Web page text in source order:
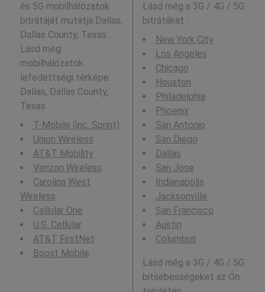
és 5G mobilhálózatok
bitrátáját mutatja Dallas,
Dallas County, Texas .
Lásd még:
mobilhálózatok
lefedettségi térképe
Dallas, Dallas County,
Texas .
T-Mobile (inc. Sprint)
Union Wireless
AT&T Mobility
Verizon Wireless
Carolina West
Wireless
Cellular One
U.S. Cellular
AT&T FirstNet
Boost Mobile
Lásd még a 3G / 4G / 5G
bitrátákat :
New York City
Los Angeles
Chicago
Houston
Philadelphia
Phoenix
San Antonio
San Diego
Dallas
San Jose
Indianapolis
Jacksonville
San Francisco
Austin
Columbus
Lásd még a 3G / 4G / 5G
bitsebességeket az Ön